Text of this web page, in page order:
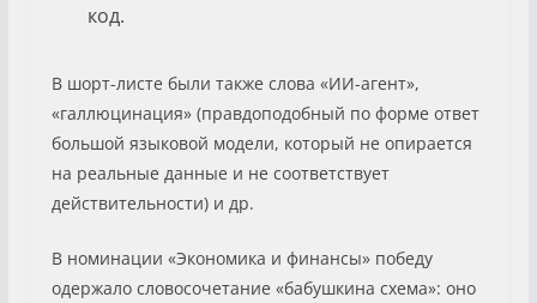
код.
В шорт-листе были также слова «ИИ-агент»,
«галлюцинация» (правдоподобный по форме ответ
большой языковой модели, который не опирается
на реальные данные и не соответствует
действительности) и др.
В номинации «Экономика и финансы» победу
одержало словосочетание «бабушкина схема»: оно